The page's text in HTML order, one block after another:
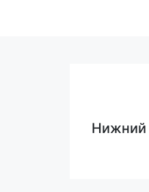
Нижний